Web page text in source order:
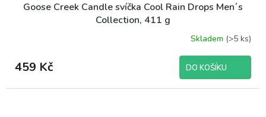
Goose Creek Candle svíčka Cool Rain Drops Men´s
Collection, 411 g
produktu
je
Skladem (>5 ks)
459 Kč DO KOŠÍKU